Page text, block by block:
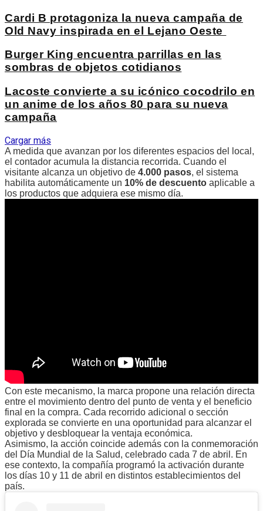
Cardi B protagoniza la nueva campaña de
Old Navy inspirada en el Lejano Oeste
Burger King encuentra parrillas en las
sombras de objetos cotidianos
Lacoste convierte a su icónico cocodrilo en
un anime de los años 80 para su nueva
campaña
Cargar más
A medida que avanzan por los diferentes espacios del local,
el contador acumula la distancia recorrida. Cuando el
visitante alcanza un objetivo de 4.000 pasos, el sistema
habilita automáticamente un 10% de descuento aplicable a
los productos que adquiera ese mismo día.
Con este mecanismo, la marca propone una relación directa
entre el movimiento dentro del punto de venta y el beneficio
final en la compra. Cada recorrido adicional o sección
explorada se convierte en una oportunidad para alcanzar el
objetivo y desbloquear la ventaja económica.
Asimismo, la acción coincide además con la conmemoración
del Día Mundial de la Salud, celebrado cada 7 de abril. En
ese contexto, la compañía programó la activación durante
los días 10 y 11 de abril en distintos establecimientos del
país.